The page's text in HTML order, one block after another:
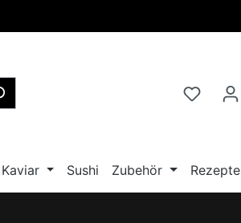
Kaviar Sushi Zubehör Rezepte